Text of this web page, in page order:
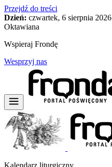
Przejdź do treści
Dzień: czwartek, 6 sierpnia 2026
Oktawiana
Wspieraj Frondę
Wesprzyj nas
Kalendarz liturgiczny